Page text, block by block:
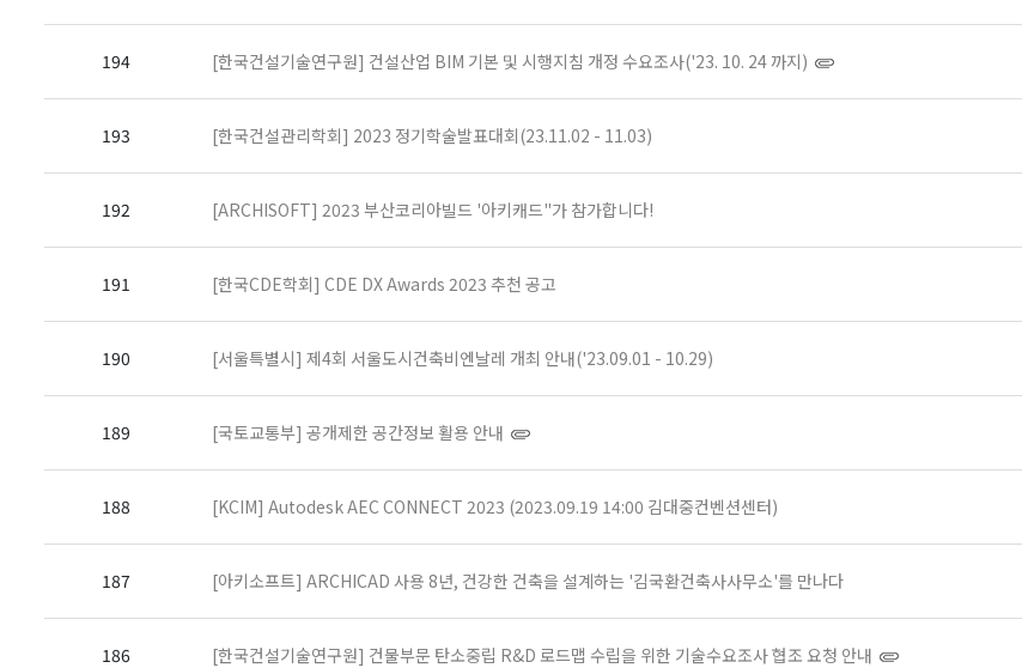
194 [한국건설기술연구원] 건설산업 BIM 기본 및 시행지침 개정 수요조사('23. 10. 24 까지)
193 [한국건설관리학회] 2023 정기학술발표대회(23.11.02 - 11.03)
192 [ARCHISOFT] 2023 부산코리아빌드 '아키캐드"가 참가합니다!
191 [한국CDE학회] CDE DX Awards 2023 추천 공고
190 [서울특별시] 제4회 서울도시건축비엔날레 개최 안내('23.09.01 - 10.29)
189 [국토교통부] 공개제한 공간정보 활용 안내
188 [KCIM] Autodesk AEC CONNECT 2023 (2023.09.19 14:00 김대중컨벤션센터)
187 [아키소프트] ARCHICAD 사용 8년, 건강한 건축을 설계하는 '김국환건축사사무소'를 만나다
186 [한국건설기술연구원] 건물부문 탄소중립 R&D 로드맵 수립을 위한 기술수요조사 협조 요청 안내